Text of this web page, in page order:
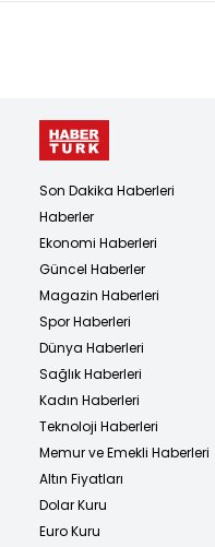
Son Dakika Haberleri
Haberler
Ekonomi Haberleri
Güncel Haberler
Magazin Haberleri
Spor Haberleri
Dünya Haberleri
Sağlık Haberleri
Kadın Haberleri
Teknoloji Haberleri
Memur ve Emekli Haberleri
Altın Fiyatları
Dolar Kuru
Euro Kuru